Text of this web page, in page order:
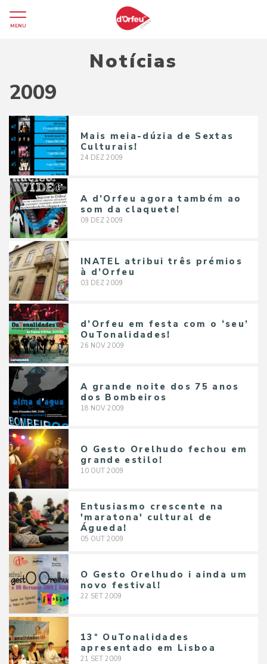
MENU
Notícias
2009
Mais meia-dúzia de Sextas
Culturais!
24 DEZ 2009
A d’Orfeu agora também ao
som da claquete!
09 DEZ 2009
INATEL atribui três prémios
à d’Orfeu
03 DEZ 2009
d’Orfeu em festa com o ‘seu’
OuTonalidades!
26 NOV 2009
A grande noite dos 75 anos
dos Bombeiros
18 NOV 2009
O Gesto Orelhudo fechou em
grande estilo!
10 OUT 2009
Entusiasmo crescente na
'maratona' cultural de
Águeda!
05 OUT 2009
O Gesto Orelhudo i ainda um
novo festival!
22 SET 2009
13º OuTonalidades
apresentado em Lisboa
21 SET 2009